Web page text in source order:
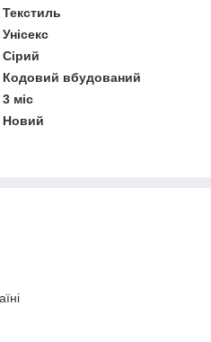
Текстиль
Унісекс
Сірий
Кодовий вбудований
3 міс
Новий